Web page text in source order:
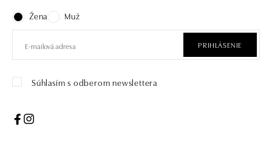
Žena
Muž
PRIHLÁSENIE
Súhlasím s odberom newslettera